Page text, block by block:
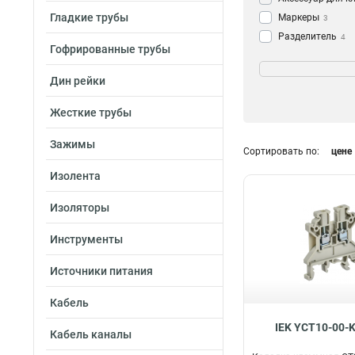
Гладкие трубы
Гофрированные трубы
Дин рейки
Жесткие трубы
Зажимы
Изолента
Изоляторы
Инструменты
Источники питания
Кабель
Кабель каналы
Маркеры 3
Разделитель 4
Клемма
10 2
60мм2 2
40мм2 2
6/10мм2 4
25/4мм2 4
16-35мм2 4
15-4мм2 4
10-25 5
Сортировать по: цене
IEK YCT10-00-